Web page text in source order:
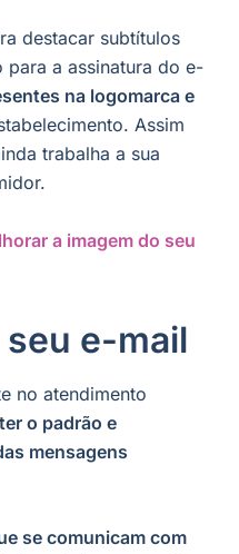
destacar subtítulos
para a assinatura do e-
na logomarca e
Assim
trabalha a sua
a imagem do seu
e-mail
no atendimento
o padrão e
mensagens
se comunicam com